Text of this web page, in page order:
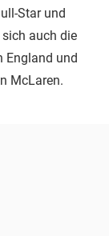
Star und
auch die
England und
McLaren.